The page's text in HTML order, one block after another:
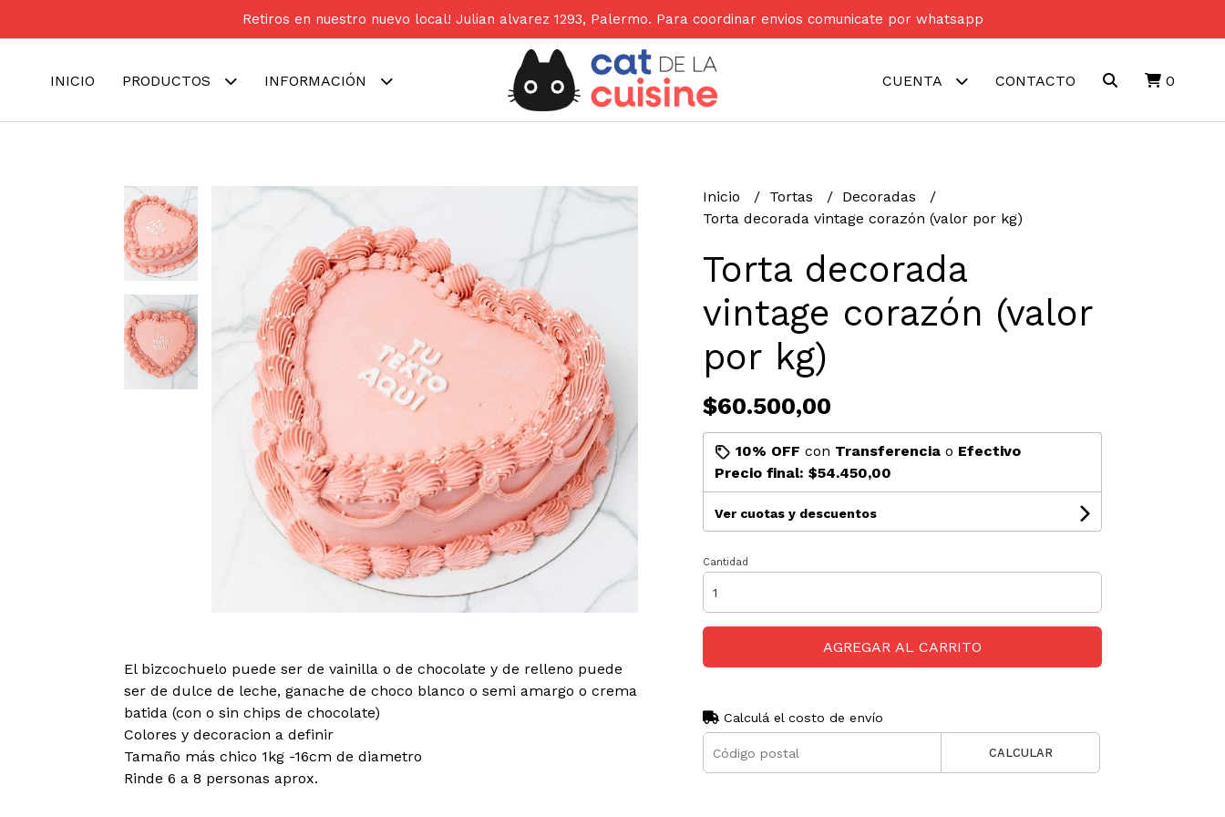
Retiros en nuestro nuevo local! Julian alvarez 1293, Palermo. Para coordinar envios comunicate por whatsapp
INICIO PRODUCTOS INFORMACIÓN CUENTA CONTACTO 0
El bizcochuelo puede ser de vainilla o de chocolate y de relleno puede
ser de dulce de leche, ganache de choco blanco o semi amargo o crema
batida (con o sin chips de chocolate)
Colores y decoracion a definir
Tamaño más chico 1kg -16cm de diametro
Rinde 6 a 8 personas aprox.
Inicio Tortas
Decoradas
Torta decorada vintage corazón (valor por kg)
Torta decorada
vintage corazón (valor
por kg)
$60.500,00
10% OFF con Transferenciao Efectivo
Precio final: $54.450,00
Ver cuotas y descuentos
Cantidad
AGREGAR AL CARRITO
Calculá el costo de envío
CALCULAR